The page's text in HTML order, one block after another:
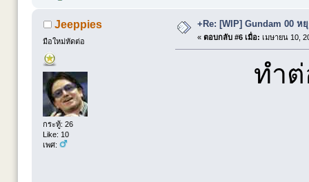
Jeeppies
มือใหม่หัดต่อ
กระทู้: 26
Like: 10
เพศ:
+Re: [WIP] Gundam 00 ห
« ตอบกลับ #6 เมื่อ: เมษายน 10,
ทำต่